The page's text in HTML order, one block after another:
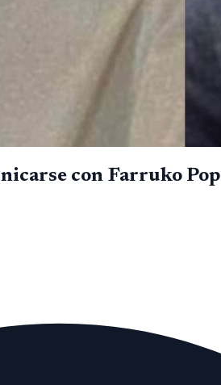
con Farruko Pop